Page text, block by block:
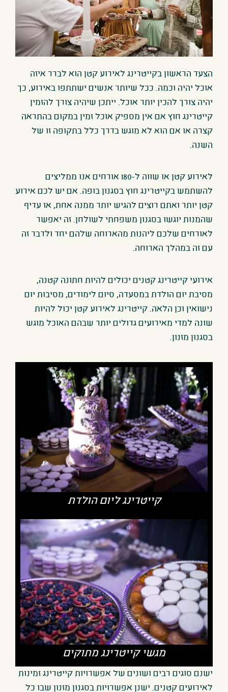
הצעד הראשון בקייטרינג לאירוע קטן הוא לברר איזה
אוכל יהיה וכמה. ככל שיותר אנשים ישתתפו באירוע, כך
יהיה צורך להכין יותר אוכל. ייתכן שיהיה צורך להזמין
קייטרינג חוץ אם אין מספיק אוכל זמין במקום בהתראה
קצרה או אם הוא לא מוגש בדרך כלל בתקופה זו של
השנה.
לאירוע קטן או שווה ל-180 אורחים אנו ממליצים
להשתמש בקייטרינג חוץ בסגנון בופה. אם יש לכם אירוע
קטן יותר ואתם רוצים להגיש יותר ממנה אחת, אז עדיף
שהמנות יוגשו בסגנון משפחתי לשולחן. זה יאפשר
לאורחים שלכם ליהנות מהארוחה שלהם יחד ולדבר זה
עם זה במהלך הארוחה.
אירועי קייטרינג קטנים יכולים להיות חתונה קטנה,
מסיבת יום הולדת במסעדה, סיום לימודים, מסיבות יום
נישואין וכן הלאה. קייטרינג לאירוע קטן יכול להיות
שונה למדי מאירועים גדולים יותר שבהם האוכל מוגש
בסגנון מזנון.
קייטרינג ליום הולדת
מגשי קייטרינג מתוקים
ישנם סוגים רבים ושונים של אפשרויות קייטרינג זמינות
לאירועים קטנים. ישנן אפשרויות בסגנון מזנון שבו כל